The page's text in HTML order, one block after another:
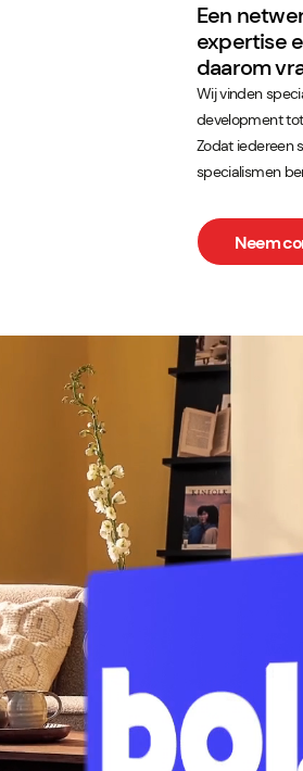
Een
expertise
daarom
Wij vinden
development
Zodat iedereen
specialismen
Neem